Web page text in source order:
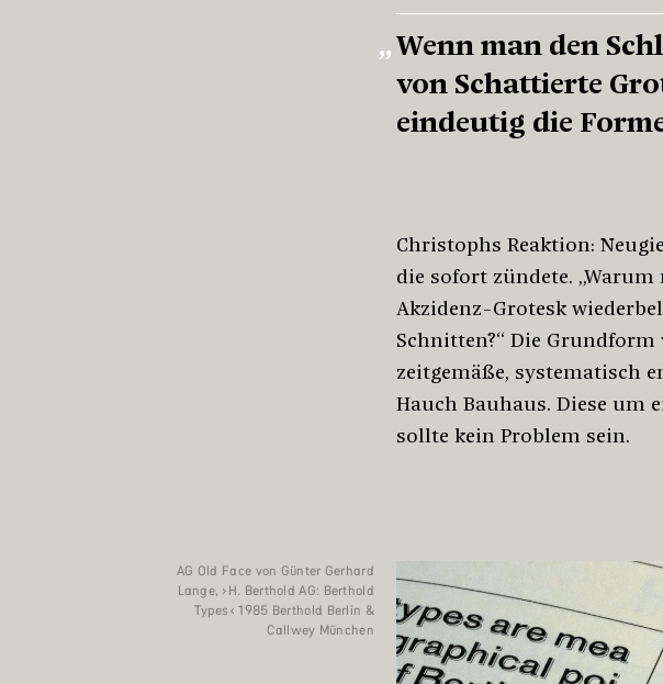
Wenn man den
von Schattierte
eindeutig die
Christophs Reaktion:
die sofort zündete.
Akzidenz-Grotesk
Schnitten?“ Die Grundform
zeitgemäße, systematisch
Hauch Bauhaus. Diese um
sollte kein Problem sein.
AG Old Face von Günter Gerhard
Lange, ›H. Berthold AG: Berthold
Types‹ 1985 Berthold Berlin &
Callwey München